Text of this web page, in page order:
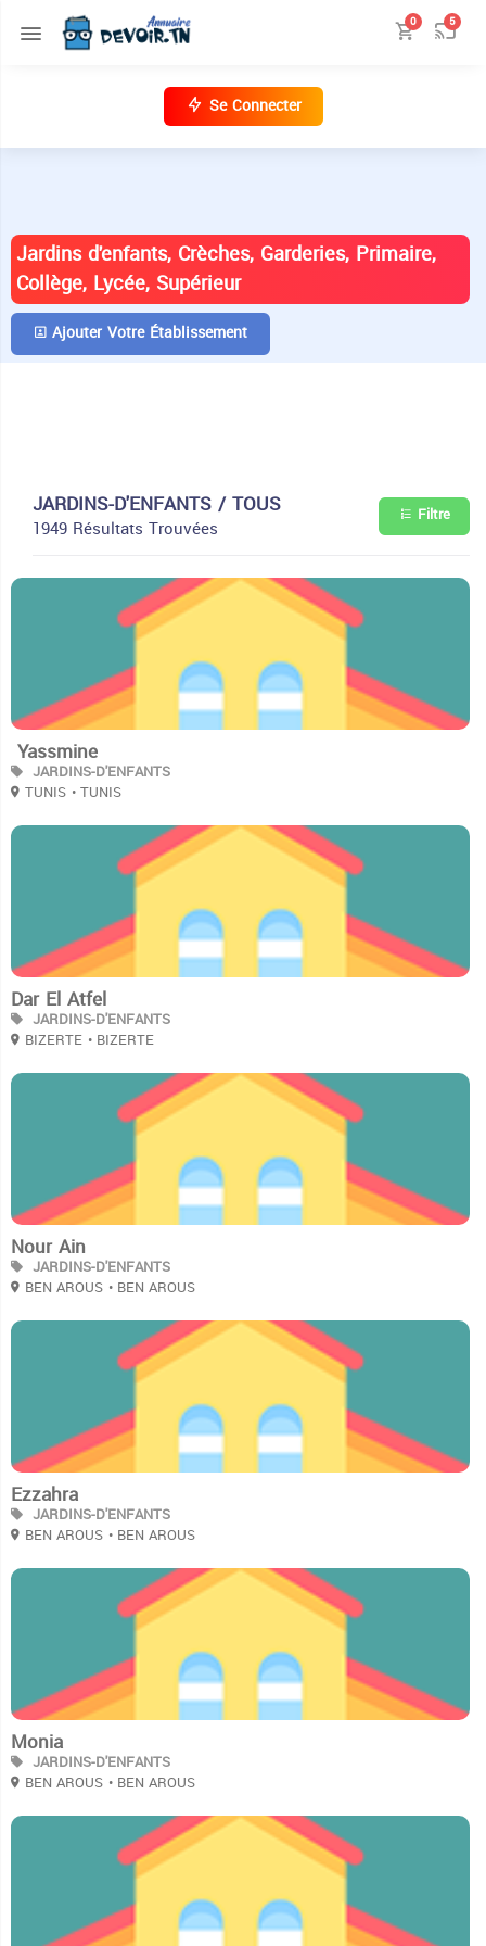
0 5
Se Connecter
Jardins d'enfants, Crèches, Garderies, Primaire,
Collège, Lycée, Supérieur
Ajouter Votre Établissement
JARDINS-D'ENFANTS / TOUS
1949 Résultats Trouvées Filtre
Yassmine
JARDINS-D'ENFANTS
TUNIS • TUNIS
Dar El Atfel
JARDINS-D'ENFANTS
BIZERTE • BIZERTE
Nour Ain
JARDINS-D'ENFANTS
BEN AROUS • BEN AROUS
Ezzahra
JARDINS-D'ENFANTS
BEN AROUS • BEN AROUS
Monia
JARDINS-D'ENFANTS
BEN AROUS • BEN AROUS